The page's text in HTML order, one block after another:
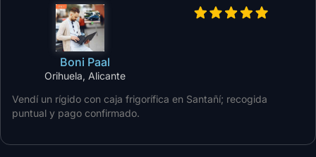
Boni Paal
Orihuela, Alicante
Vendí un rígido con caja frigorífica en Santañí; recogida
puntual y pago confirmado.